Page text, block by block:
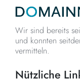
Wir sind bereits
und konnten
vermitteln.
Nützliche